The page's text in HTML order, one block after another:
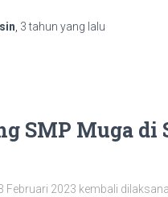
3 tahun yang lalu
SMP Muga di
2023 kembali